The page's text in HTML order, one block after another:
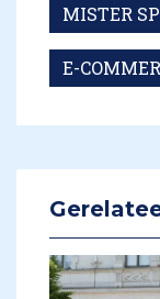
MISTER
E-